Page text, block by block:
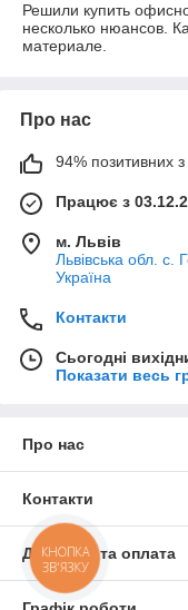
Решили купить
несколько нюансов.
материале.
Про нас
94% позитивних з
Працює з
м. Львів
Львівська обл. с.
Україна
Контакти
Сьогодні
Показати весь
Про нас
Контакти
Доставка та оплата
КНОПКА
ЗВ'ЯЗКУ